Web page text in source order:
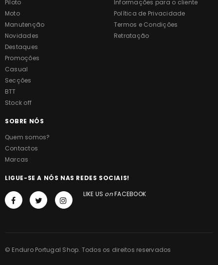
Piloto
Moto
Manutenção
Novidades
Destaques
Promoções
Casual
Secções
BTT
Stock off
Informações para o cliente
Política de Privacidade
Termos e Condições
Retratação
SOBRE NÓS
Quem somos?
Contactos
Marcas
LIGUE-SE A NÓS NAS REDES SOCIAIS!
LIKE US onFACEBOOK
© Enduro Portugal Shop. Todos os direitos reservados